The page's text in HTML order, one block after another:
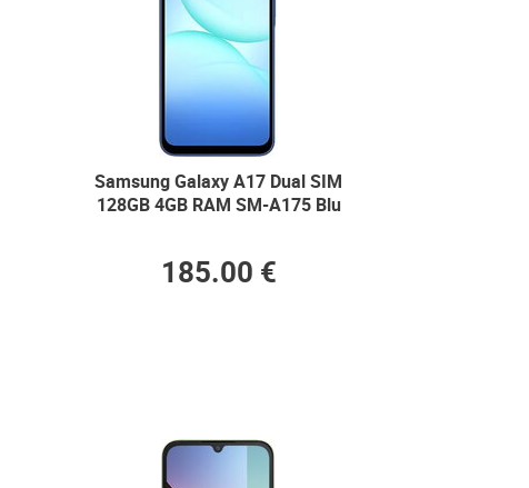
Samsung Galaxy A17 Dual SIM
128GB 4GB RAM SM-A175 Blu
185.00 €